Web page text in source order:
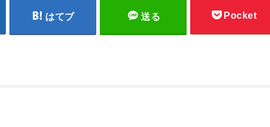
はてブ 送る Pocket